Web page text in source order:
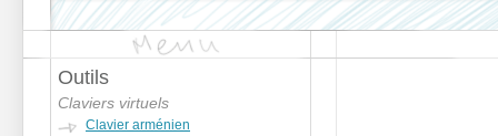
Outils
Claviers virtuels
Clavier arménien